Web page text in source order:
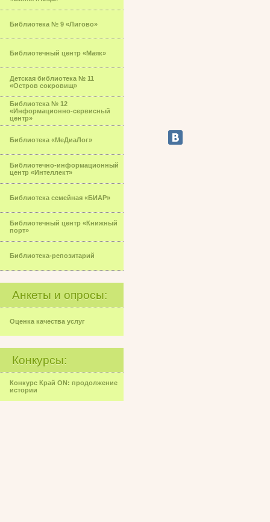
Библиотека № 9 «Лигово»
Библиотечный центр «Маяк»
Детская библиотека № 11
«Остров сокровищ»
Библиотека № 12
«Информационно-сервисный
центр»
Библиотека «МеДиаЛог»
Библиотечно-информационный
центр «Интеллект»
Библиотека семейная «БИАР»
Библиотечный центр «Книжный
порт»
Библиотека-репозитарий
Анкеты и опросы:
Оценка качества услуг
Конкурсы:
Конкурс Край ON: продолжение
истории